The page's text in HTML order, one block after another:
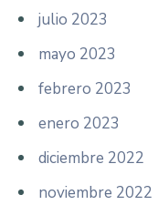
julio 2023
mayo 2023
febrero 2023
enero 2023
diciembre 2022
noviembre 2022